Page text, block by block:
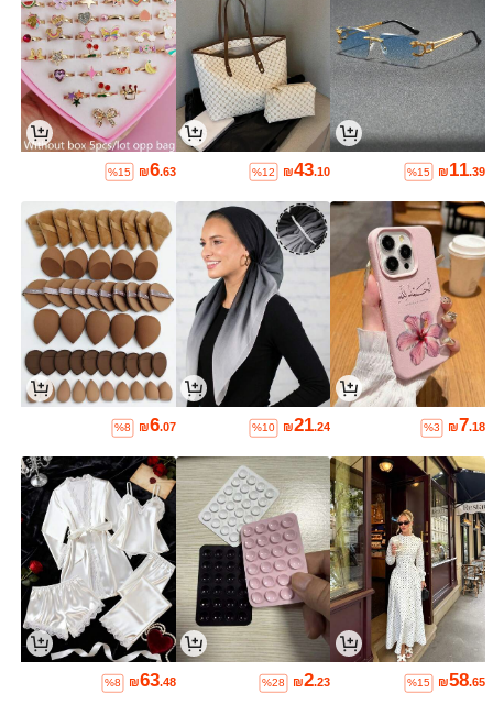
₪11.39
%15
₪43.10
%12
₪6.63
%15
₪7.18
%3
₪21.24
%10
₪6.07
%8
₪58.65
%15
₪2.23
%28
₪63.48
%8